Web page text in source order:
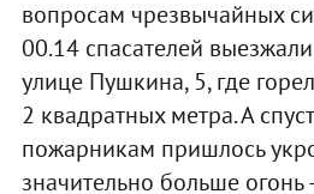
вопросам чрезвычайных
00.14 спасателей
улице Пушкина, 5, где
2 квадратных метра. А
пожарникам пришлось
значительно больше огонь